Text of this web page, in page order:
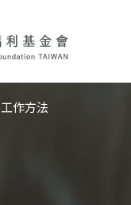
工作方法